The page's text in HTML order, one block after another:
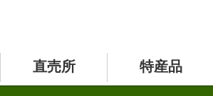
直売所 特産品